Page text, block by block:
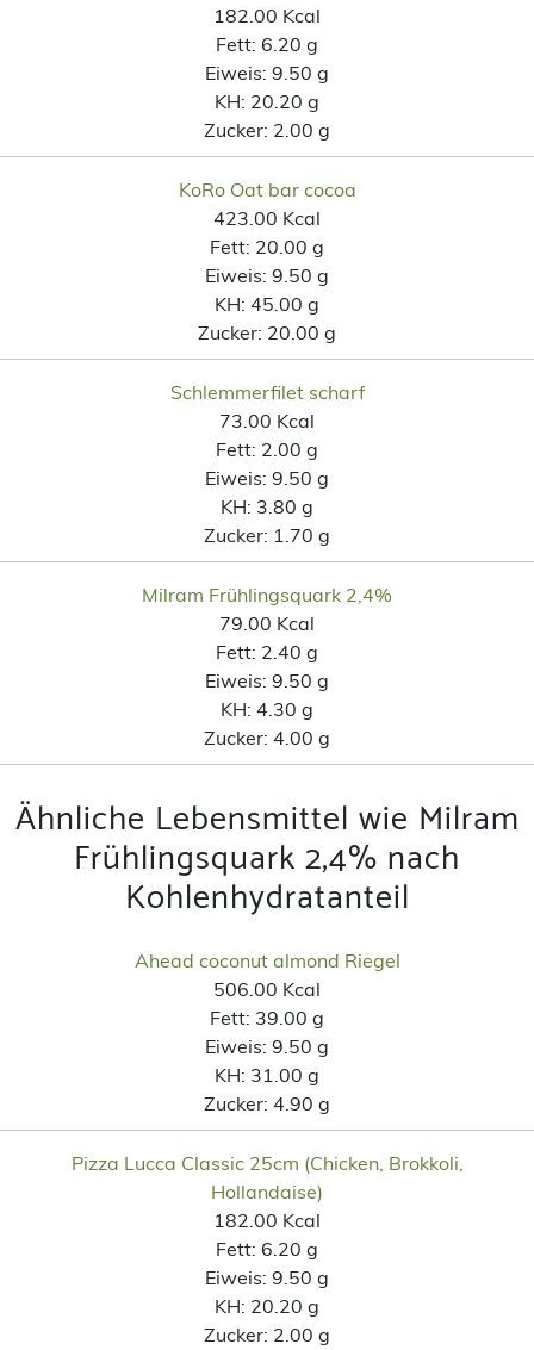
182.00 Kcal
Fett: 6.20 g
Eiweis: 9.50 g
KH: 20.20 g
Zucker: 2.00 g
KoRo Oat bar cocoa
423.00 Kcal
Fett: 20.00 g
Eiweis: 9.50 g
KH: 45.00 g
Zucker: 20.00 g
Schlemmerfilet scharf
73.00 Kcal
Fett: 2.00 g
Eiweis: 9.50 g
KH: 3.80 g
Zucker: 1.70 g
Milram Frühlingsquark 2,4%
79.00 Kcal
Fett: 2.40 g
Eiweis: 9.50 g
KH: 4.30 g
Zucker: 4.00 g
Ähnliche Lebensmittel wie Milram
Frühlingsquark 2,4% nach
Kohlenhydratanteil
Ahead coconut almond Riegel
506.00 Kcal
Fett: 39.00 g
Eiweis: 9.50 g
KH: 31.00 g
Zucker: 4.90 g
Pizza Lucca Classic 25cm (Chicken, Brokkoli,
Hollandaise)
182.00 Kcal
Fett: 6.20 g
Eiweis: 9.50 g
KH: 20.20 g
Zucker: 2.00 g